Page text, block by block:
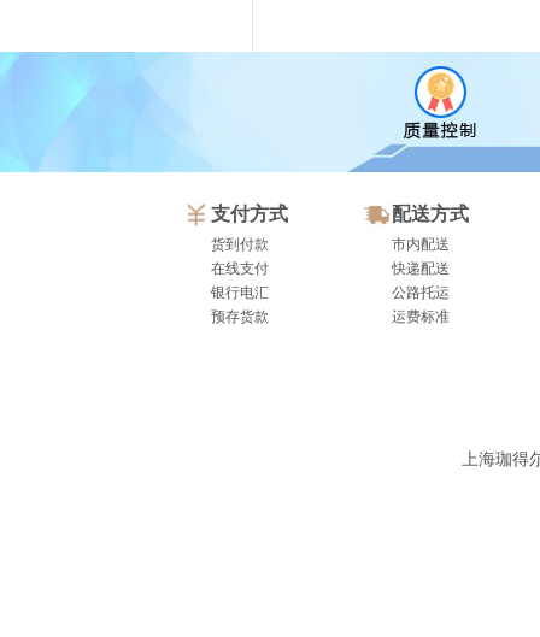
支付方式
货到付款
在线支付
银行电汇
预存货款
配送方式
市内配送
快递配送
公路托运
运费标准
上海珈得